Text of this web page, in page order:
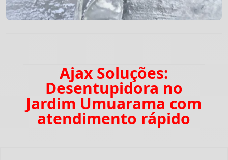
Ajax Soluções:
Desentupidora no
Jardim Umuarama com
atendimento rápido